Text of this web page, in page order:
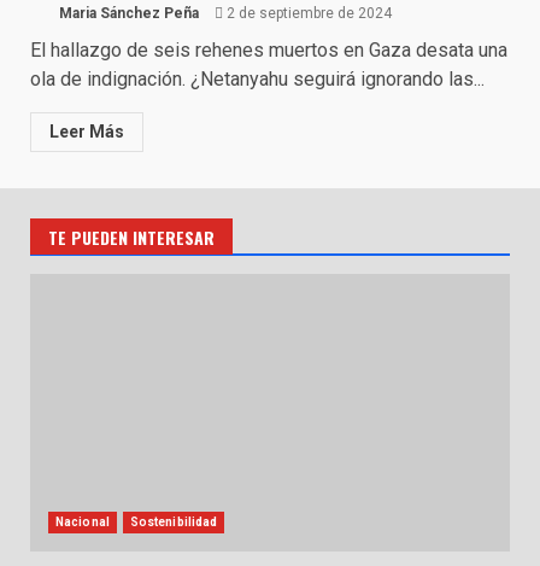
Maria Sánchez Peña 2 de septiembre de 2024
El hallazgo de seis rehenes muertos en Gaza desata una
ola de indignación. ¿Netanyahu seguirá ignorando las...
Leer Más
TE PUEDEN INTERESAR
Nacional Sostenibilidad